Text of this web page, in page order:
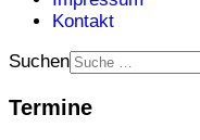
Kontakt
Suchen
Termine